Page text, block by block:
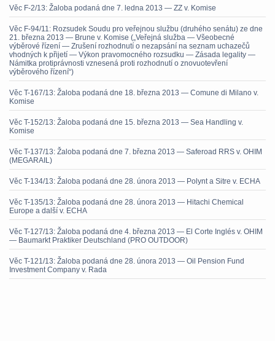
Věc F-2/13: Žaloba podaná dne 7. ledna 2013 — ZZ v. Komise
Věc F-94/11: Rozsudek Soudu pro veřejnou službu (druhého senátu) ze dne
21. března 2013 — Brune v. Komise („Veřejná služba — Všeobecné
výběrové řízení — Zrušení rozhodnutí o nezapsání na seznam uchazečů
vhodných k přijetí — Výkon pravomocného rozsudku — Zásada legality —
Námitka protiprávnosti vznesená proti rozhodnutí o znovuotevření
výběrového řízení“)
Věc T-167/13: Žaloba podaná dne 18. března 2013 — Comune di Milano v.
Komise
Věc T-152/13: Žaloba podaná dne 15. března 2013 — Sea Handling v.
Komise
Věc T-137/13: Žaloba podaná dne 7. března 2013 — Saferoad RRS v. OHIM
(MEGARAIL)
Věc T-134/13: Žaloba podaná dne 28. února 2013 — Polynt a Sitre v. ECHA
Věc T-135/13: Žaloba podaná dne 28. února 2013 — Hitachi Chemical
Europe a další v. ECHA
Věc T-127/13: Žaloba podaná dne 4. března 2013 — El Corte Inglés v. OHIM
— Baumarkt Praktiker Deutschland (PRO OUTDOOR)
Věc T-121/13: Žaloba podaná dne 28. února 2013 — Oil Pension Fund
Investment Company v. Rada